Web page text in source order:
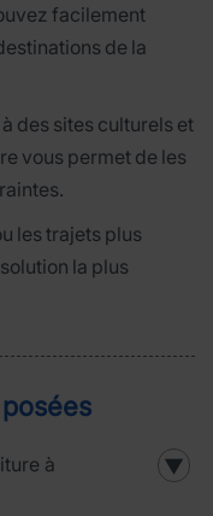
facilement
de la
des sites culturels et
vous permet de les
les trajets plus
la plus
à
▼